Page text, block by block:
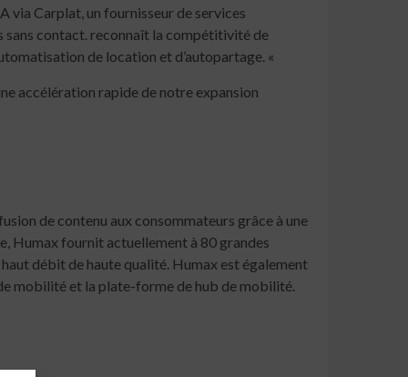
via Carplat, un fournisseur de services
sans contact. reconnaît la compétitivité de
de location et d’autopartage. «
accélération rapide de notre expansion
de contenu aux consommateurs grâce à une
Humax fournit actuellement à 80 grandes
débit de haute qualité. Humax est également
mobilité et la plate-forme de hub de mobilité.